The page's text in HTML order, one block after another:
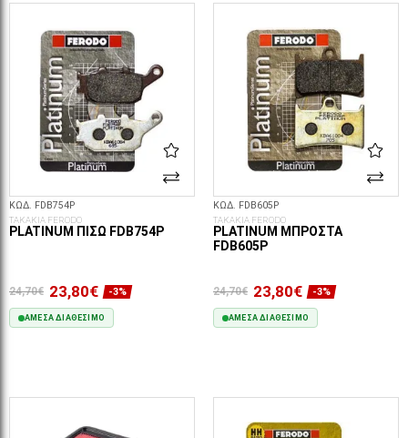
ΚΩΔ. FDB754P
ΤΑΚΑΚΙΑ FERODO
PLATINUM ΠΊΣΩ FDB754P
24,70€ 23,80€ -3%
ΆΜΕΣΑ ΔΙΑΘΈΣΙΜΟ
ΚΩΔ. FDB605P
ΤΑΚΑΚΙΑ FERODO
PLATINUM ΜΠΡΟΣΤΆ
FDB605P
24,70€ 23,80€ -3%
ΆΜΕΣΑ ΔΙΑΘΈΣΙΜΟ